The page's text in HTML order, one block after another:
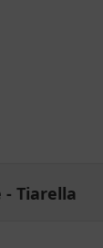
Tiarella